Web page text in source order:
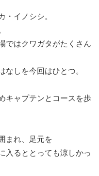
・イノシシ。
ではクワガタがたくさん
なしを今回はひとつ。
キャプテンとコースを歩
まれ、足元を
入るととっても涼しかっ